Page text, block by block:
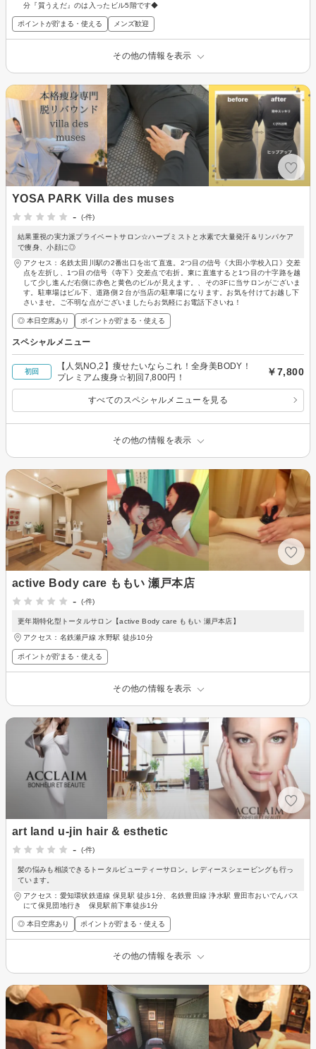
分『質うえだ』のは入ったビル5階です◆
ポイントが貯まる・使える メンズ歓迎
その他の情報を表示
YOSA PARK Villa des muses
-
(-件)
結果重視の実力派プライベートサロン☆ハーブミストと水素で大量発汗＆リンパケア
で痩身、小顔に◎
アクセス：名鉄太田川駅の2番出口を出て直進。2つ目の信号《大田小学校入口》交差
点を左折し、1つ目の信号《寺下》交差点で右折。東に直進すると1つ目の十字路を越
して少し進んだ右側に赤色と黄色のビルが見えます。、その3Fに当サロンがございま
す。駐車場はビル下、道路側２台が当店の駐車場になります。お気を付けてお越し下
さいませ。ご不明な点がございましたらお気軽にお電話下さいね！
◎ 本日空席あり ポイントが貯まる・使える
スペシャルメニュー
初回
【人気NO,2】痩せたいならこれ！全身美BODY！
プレミアム痩身☆初回7,800円！
￥7,800
すべてのスペシャルメニューを見る
その他の情報を表示
active Body care ももい 瀬戸本店
-
(-件)
更年期特化型トータルサロン【active Body care ももい 瀬戸本店】
アクセス：名鉄瀬戸線 水野駅 徒歩10分
ポイントが貯まる・使える
その他の情報を表示
art land u-jin hair & esthetic
-
(-件)
髪の悩みも相談できるトータルビューティーサロン。レディースシェービングも行っ
ています。
アクセス：愛知環状鉄道線 保見駅 徒歩1分、名鉄豊田線 浄水駅 豊田市おいでんバス
にて保見団地行き 保見駅前下車徒歩1分
◎ 本日空席あり ポイントが貯まる・使える
その他の情報を表示